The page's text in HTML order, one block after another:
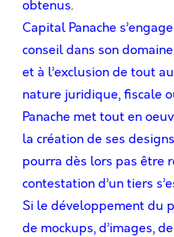
obtenus.
Capital Panache
conseil dans son
et à l’exclusion de tout
nature juridique, ﬁscale
Panache met tout en
la création de ses
pourra dès lors pas être
contestation d’un tiers
Si le développement du
de mockups, d’images,